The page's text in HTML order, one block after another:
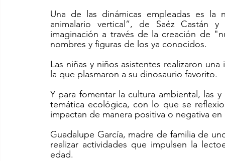
Una de las dinámicas empleadas es la
animalario vertical”, de Saéz Castán
imaginación a través de la creación de
nombres y figuras de los ya conocidos.
Las niñas y niños asistentes realizaron
la que plasmaron a su dinosaurio favorito.
Y para fomentar la cultura ambiental, las
temática ecológica, con lo que se
impactan de manera positiva o negativa
Guadalupe García, madre de familia de
realizar actividades que impulsen la
edad.